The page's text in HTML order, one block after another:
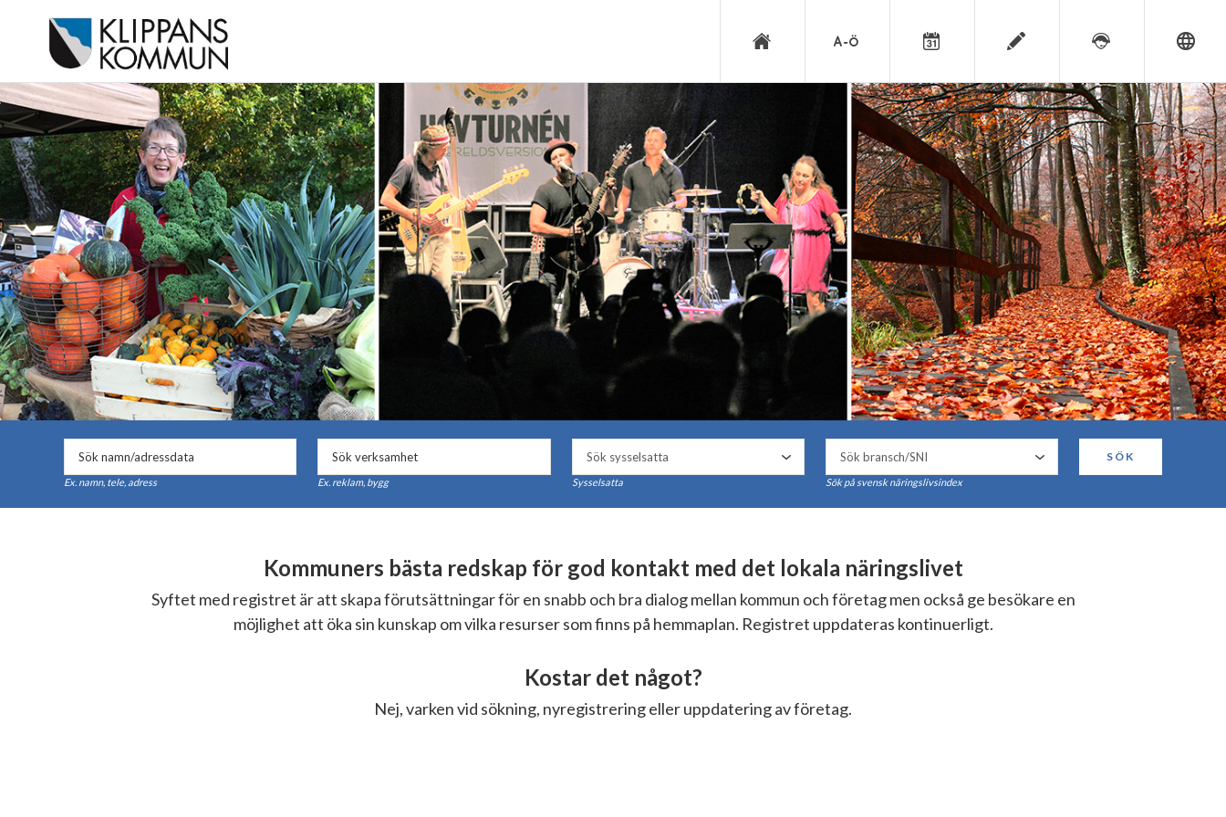
Ex. namn, tele, adress Ex. reklam, bygg Sysselsatta Sök på svensk näringslivsindex
SÖK
Kommuners bästa redskap för god kontakt med det lokala näringslivet
Syftet med registret är att skapa förutsättningar för en snabb och bra dialog mellan kommun och företag men också ge besökare en
möjlighet att öka sin kunskap om vilka resurser som finns på hemmaplan. Registret uppdateras kontinuerligt.
Kostar det något?
Nej, varken vid sökning, nyregistrering eller uppdatering av företag.